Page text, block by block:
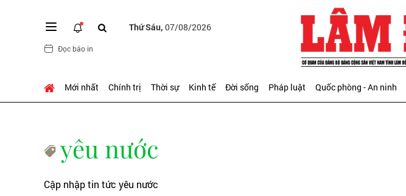
Thứ Sáu, 07/08/2026
Đọc báo in
Mới nhất Chính trị Thời sự Kinh tế Đời sống Pháp luật Quốc phòng - An ninh
yêu nước
Cập nhập tin tức yêu nước